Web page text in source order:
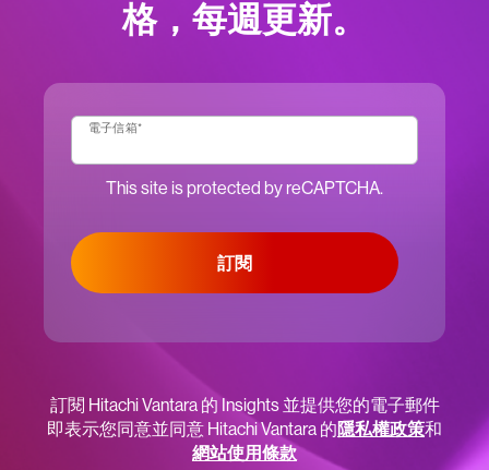
格，每週更新。
電子信箱*
This site is protected by reCAPTCHA.
訂閱
訂閱 Hitachi Vantara 的 Insights 並提供您的電子郵件
即表示您同意並同意 Hitachi Vantara 的隱私權政策和
網站使用條款